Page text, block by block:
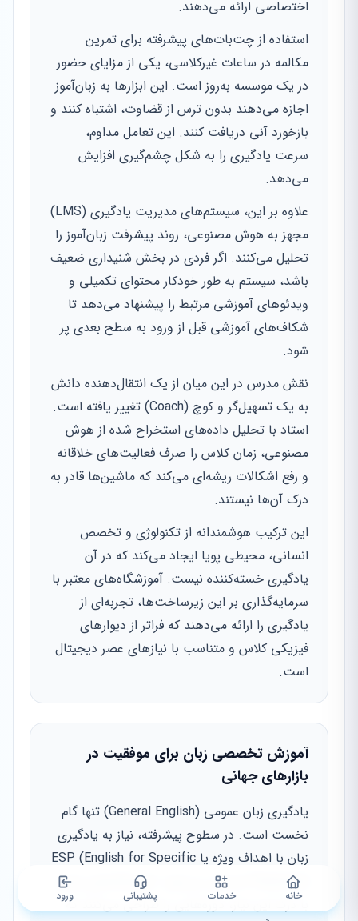
اختصاصی ارائه می‌دهند.
استفاده از چت‌بات‌های پیشرفته برای تمرین
مکالمه در ساعات غیرکلاسی، یکی از مزایای حضور
در یک موسسه به‌روز است. این ابزارها به زبان‌آموز
اجازه می‌دهند بدون ترس از قضاوت، اشتباه کنند و
بازخورد آنی دریافت کنند. این تعامل مداوم،
سرعت یادگیری را به شکل چشم‌گیری افزایش
می‌دهد.
علاوه بر این، سیستم‌های مدیریت یادگیری (LMS)
مجهز به هوش مصنوعی، روند پیشرفت زبان‌آموز را
تحلیل می‌کنند. اگر فردی در بخش شنیداری ضعیف
باشد، سیستم به طور خودکار محتوای تکمیلی و
ویدئوهای آموزشی مرتبط را پیشنهاد می‌دهد تا
شکاف‌های آموزشی قبل از ورود به سطح بعدی پر
شود.
نقش مدرس در این میان از یک انتقال‌دهنده دانش
به یک تسهیل‌گر و کوچ (Coach) تغییر یافته است.
استاد با تحلیل داده‌های استخراج شده از هوش
مصنوعی، زمان کلاس را صرف فعالیت‌های خلاقانه
و رفع اشکالات ریشه‌ای می‌کند که ماشین‌ها قادر به
درک آن‌ها نیستند.
این ترکیب هوشمندانه از تکنولوژی و تخصص
انسانی، محیطی پویا ایجاد می‌کند که در آن
یادگیری خسته‌کننده نیست. آموزشگاه‌های معتبر با
سرمایه‌گذاری بر این زیرساخت‌ها، تجربه‌ای از
یادگیری را ارائه می‌دهند که فراتر از دیوارهای
فیزیکی کلاس و متناسب با نیازهای عصر دیجیتال
است.
آموزش تخصصی زبان برای موفقیت در
بازارهای جهانی
یادگیری زبان عمومی (General English) تنها گام
نخست است. در سطوح پیشرفته، نیاز به یادگیری
زبان با اهداف ویژه یا ESP (English for Specific
Purposes) احساس می‌شود. آموزشگاه‌های معتبر
با درک این نیاز، دوره‌هایی را طراحی می‌کنند که
خانه خدمات پشتیبانی ورود